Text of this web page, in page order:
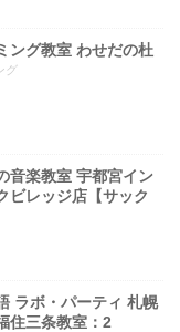
ング教室 わせだの杜
グ
音楽教室 宇都宮イン
ビレッジ店【サック
ラボ・パーティ 札幌
住三条教室：2